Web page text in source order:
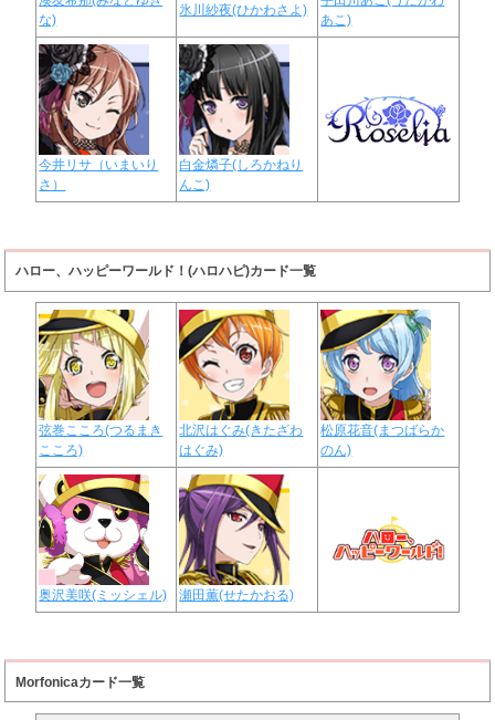
な)
氷川紗夜(ひかわさよ)
あこ)
今井リサ（いまいり
さ）
白金燐子(しろかねり
んこ)
ハロー、ハッピーワールド！(ハロハピ)カード一覧
弦巻こころ(つるまき
こころ)
北沢はぐみ(きたざわ
はぐみ)
松原花音(まつばらか
のん)
奥沢美咲(ミッシェル) 瀬田薫(せたかおる)
Morfonicaカード一覧